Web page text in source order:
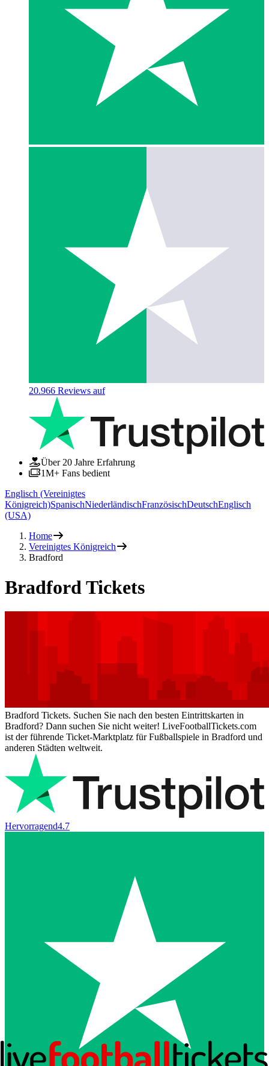
20.966 Reviews auf
Über 20 Jahre Erfahrung
1M+ Fans bedient
Englisch (Vereinigtes
Königreich)SpanischNiederländischFranzösischDeutschEnglisch
(USA)
Home
Vereinigtes Königreich
Bradford
Bradford Tickets
Bradford Tickets. Suchen Sie nach den besten Eintrittskarten in
Bradford? Dann suchen Sie nicht weiter! LiveFootballTickets.com
ist der führende Ticket-Marktplatz für Fußballspiele in Bradford und
anderen Städten weltweit.
Hervorragend4.7